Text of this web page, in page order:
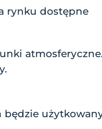
rynku dostępne
atmosferyczne.